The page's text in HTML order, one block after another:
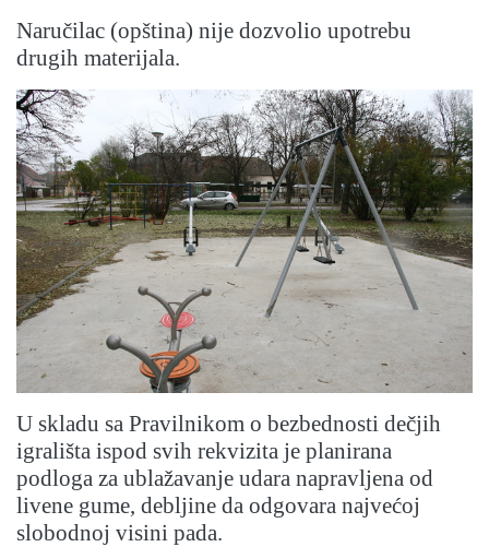
Naručilac (opština) nije dozvolio upotrebu
drugih materijala.
U skladu sa Pravilnikom o bezbednosti dečjih
igrališta ispod svih rekvizita je planirana
podloga za ublažavanje udara napravljena od
livene gume, debljine da odgovara najvećoj
slobodnoj visini pada.